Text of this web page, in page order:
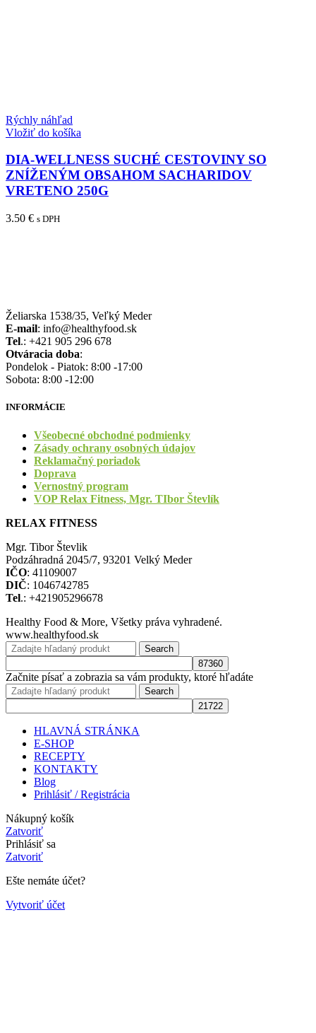
Rýchly náhľad
Vložiť do košíka
DIA-WELLNESS SUCHÉ CESTOVINY SO
ZNÍŽENÝM OBSAHOM SACHARIDOV
VRETENO 250G
3.50 € s DPH
Želiarska 1538/35, Veľký Meder
E-mail: info@healthyfood.sk
Tel.: +421 905 296 678
Otváracia doba:
Pondelok - Piatok: 8:00 -17:00
Sobota: 8:00 -12:00
INFORMÁCIE
Všeobecné obchodné podmienky
Zásady ochrany osobných údajov
Reklamačný poriadok
Doprava
Vernostný program
VOP Relax Fitness, Mgr. TIbor Števlík
RELAX FITNESS
Mgr. Tibor Števlik
Podzáhradná 2045/7, 93201 Velký Meder
IČO: 41109007
DIČ: 1046742785
Tel.: +421905296678
Healthy Food & More, Všetky práva vyhradené.
www.healthyfood.sk
Search
Začnite písať a zobrazia sa vám produkty, ktoré hľadáte
Search
HLAVNÁ STRÁNKA
E-SHOP
RECEPTY
KONTAKTY
Blog
Prihlásiť / Registrácia
Nákupný košík
Zatvoriť
Prihlásiť sa
Zatvoriť
Ešte nemáte účet?
Vytvoriť účet